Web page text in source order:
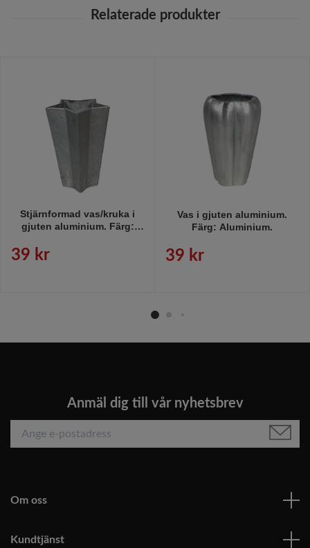
Stjärnformad vas/kruka i
gjuten aluminium. Färg:
39 kr
Vas i gjuten aluminium.
Färg: Aluminium.
39 kr
Anmäl dig till vår nyhetsbrev
Om oss
Kundtjänst